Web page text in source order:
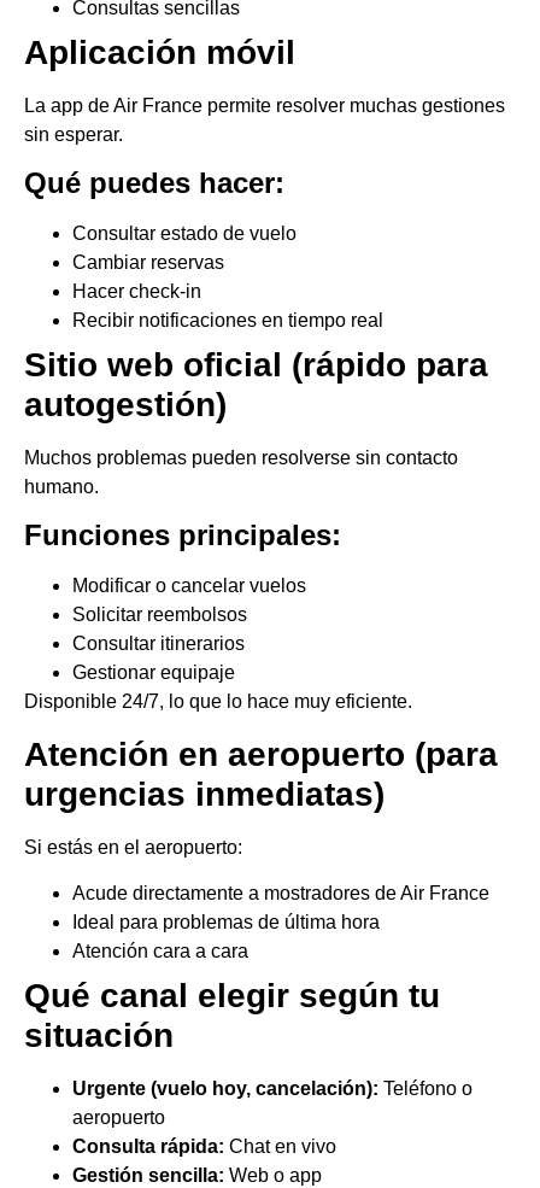
Consultas sencillas
Aplicación móvil
La app de Air France permite resolver muchas gestiones
sin esperar.
Qué puedes hacer:
Consultar estado de vuelo
Cambiar reservas
Hacer check-in
Recibir notificaciones en tiempo real
Sitio web oficial (rápido para
autogestión)
Muchos problemas pueden resolverse sin contacto
humano.
Funciones principales:
Modificar o cancelar vuelos
Solicitar reembolsos
Consultar itinerarios
Gestionar equipaje
Disponible 24/7, lo que lo hace muy eficiente.
Atención en aeropuerto (para
urgencias inmediatas)
Si estás en el aeropuerto:
Acude directamente a mostradores de Air France
Ideal para problemas de última hora
Atención cara a cara
Qué canal elegir según tu
situación
Urgente (vuelo hoy, cancelación): Teléfono o
aeropuerto
Consulta rápida: Chat en vivo
Gestión sencilla: Web o app